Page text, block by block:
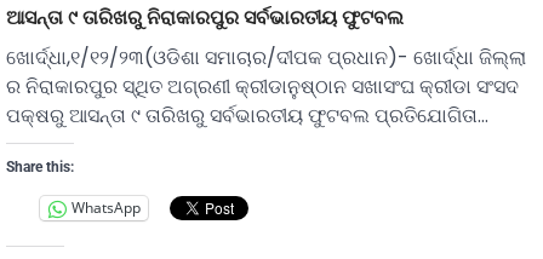
ଆସନ୍ତା ୯ ତାରିଖରୁ ନିରାକାରପୁର ସର୍ବଭାରତୀୟ ଫୁଟବଲ
ଖୋର୍ଦ୍ଧା,୧/୧୨/୨୩(ଓଡିଶା ସମାଚାର/ଦୀପକ ପ୍ରଧାନ)- ଖୋର୍ଦ୍ଧା ଜିଲ୍ଲା
ର ନିରାକାରପୁର ସ୍ଥିତ ଅଗ୍ରଣୀ କ୍ରୀଡାନୁଷ୍ଠାନ ସଖାସଂଘ କ୍ରୀଡା ସଂସଦ
ପକ୍ଷରୁ ଆସନ୍ତା ୯ ତାରିଖରୁ ସର୍ବଭାରତୀୟ ଫୁଟବଲ ପ୍ରତିଯୋଗିତା…
Share this:
WhatsApp